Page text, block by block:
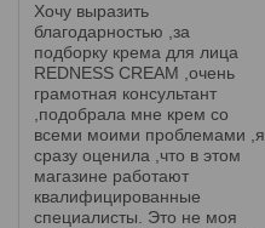
Хочу выразить
благодарностью ,за
подборку крема для лица
REDNESS CREAM ,очень
грамотная консультант
,подобрала мне крем со
всеми моими проблемами ,я
сразу оценила ,что в этом
магазине работают
квалифицированные
специалисты. Это не моя